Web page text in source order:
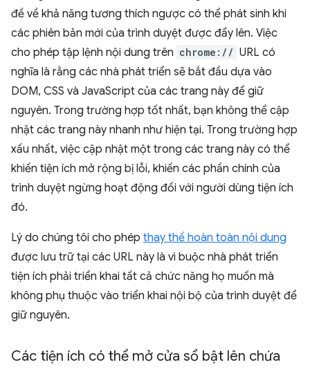
đề về khả năng tương thích ngược có thể phát sinh khi
các phiên bản mới của trình duyệt được đẩy lên. Việc
cho phép tập lệnh nội dung trên chrome:// URL có
nghĩa là rằng các nhà phát triển sẽ bắt đầu dựa vào
DOM, CSS và JavaScript của các trang này để giữ
nguyên. Trong trường hợp tốt nhất, bạn không thể cập
nhật các trang này nhanh như hiện tại. Trong trường hợp
xấu nhất, việc cập nhật một trong các trang này có thể
khiến tiện ích mở rộng bị lỗi, khiến các phần chính của
trình duyệt ngừng hoạt động đối với người dùng tiện ích
đó.
Lý do chúng tôi cho phép thay thế hoàn toàn nội dung
được lưu trữ tại các URL này là vì buộc nhà phát triển
tiện ích phải triển khai tất cả chức năng họ muốn mà
không phụ thuộc vào triển khai nội bộ của trình duyệt để
giữ nguyên.
Các tiện ích có thể mở cửa sổ bật lên chứa